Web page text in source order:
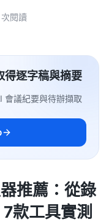
閱讀
逐字稿與摘要
會議紀要與待辦擷取
推薦：從錄
款工具實測